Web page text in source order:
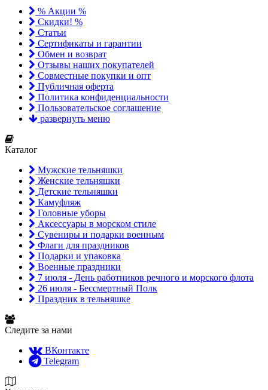
% Акции %
Скидки! %
Статьи
Сертификаты и гарантии
Обмен и возврат
Отзывы наших покупателей
Совместные покупки и опт
Публичная оферта
Политика конфиденциальности
Пользовательское соглашение
развернуть меню
Каталог
Мужские тельняшки
Женские тельняшки
Детские тельняшки
Камуфляж
Головные уборы
Аксессуары в морском стиле
Сувениры и подарки военным
Флаги для праздников
Подарки и упаковка
Военные праздники
7 июля - День работников речного и морского флота
26 июля - Бессмертный Полк
Праздник в тельняшке
Следите за нами
ВКонтакте
Telegram